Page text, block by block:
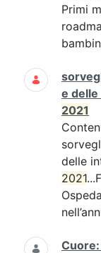
Primi
e
2021
delle
2021